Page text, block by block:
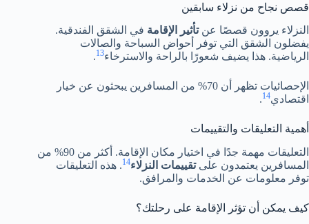
قصص نجاح من نزلاء سابقين
النزلاء يروون قصصًا عنتأثير الإقامة في الشقق الفندقية.
يفضلون الشقق التي توفر أحواض السباحة والصالات
الرياضية. هذا يضيف شعورًا بالراحة والاسترخاء13
.
الإحصائيات تظهر أن 70% من المسافرين يبحثون عن خيار
اقتصادي14
.
أهمية التعليقات والتقييمات
التعليقات مهمة جدًا في اختيار مكان الإقامة. أكثر من 90% من
المسافرين يعتمدون علىتقييمات النزلاء14. هذه التعليقات
توفر معلومات عن الخدمات والمرافق.
كيف يمكن أن تؤثر الإقامة على رحلتك؟